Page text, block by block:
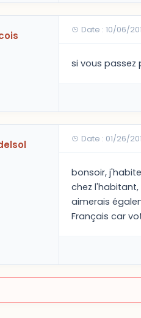
Date : 10/06/
si vous passez
Date : 01/26/
bonsoir,
chez
aimerais
Français car